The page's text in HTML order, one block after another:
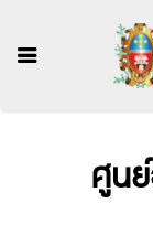
ศูน